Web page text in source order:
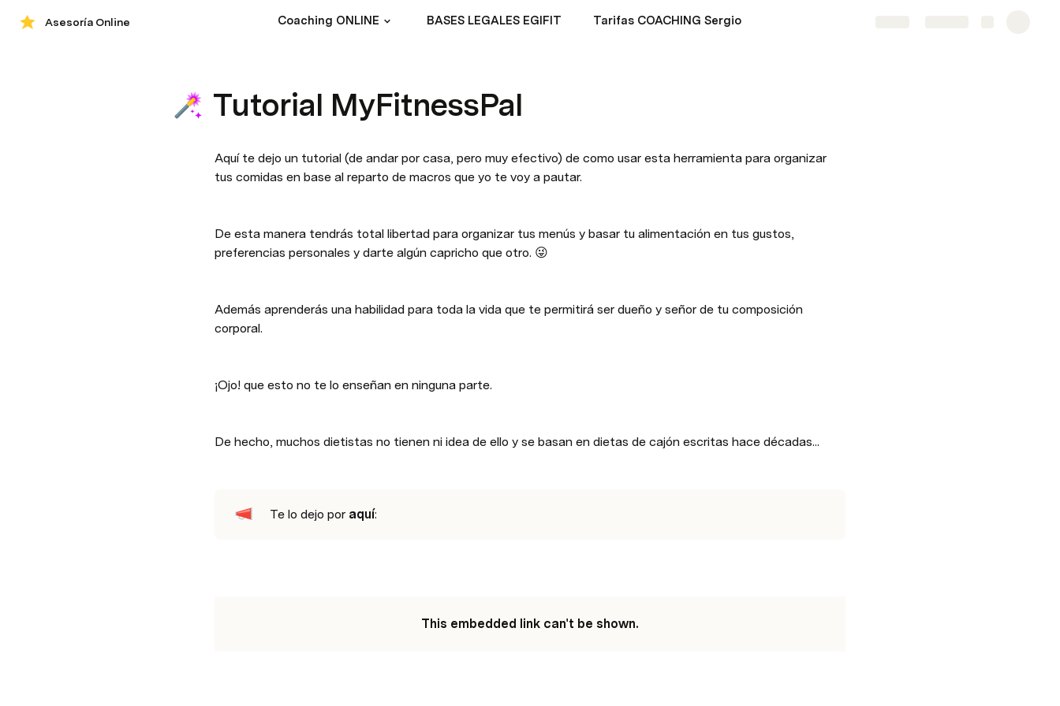
Asesoría Online Coaching ONLINE BASES LEGALES EGIFIT Tarifas COACHING Sergio
Tutorial MyFitnessPal
Aquí te dejo un tutorial (de andar por casa, pero muy efectivo) de como usar esta herramienta para organizar
tus comidas en base al reparto de macros que yo te voy a pautar.
De esta manera tendrás total libertad para organizar tus menús y basar tu alimentación en tus gustos,
preferencias personales y darte algún capricho que otro. 😜
Además aprenderás una habilidad para toda la vida que te permitirá ser dueño y señor de tu composición
corporal.
¡Ojo! que esto no te lo enseñan en ninguna parte.
De hecho, muchos dietistas no tienen ni idea de ello y se basan en dietas de cajón escritas hace décadas...
Te lo dejo por aquí:
This embedded link can't be shown.